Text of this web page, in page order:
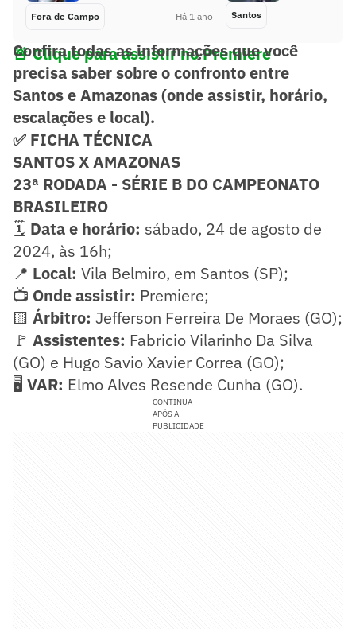
Fora de Campo Há 1 ano Santos
🚨 Clique para assistir no Premiere
Confira todas as informações que você
precisa saber sobre o confronto entre
Santos e Amazonas (onde assistir, horário,
escalações e local).
✅ FICHA TÉCNICA
SANTOS X AMAZONAS
23ª RODADA - SÉRIE B DO CAMPEONATO
BRASILEIRO
🗓️ Data e horário: sábado, 24 de agosto de
2024, às 16h;
📍 Local: Vila Belmiro, em Santos (SP);
📺 Onde assistir: Premiere;
🟨 Árbitro: Jefferson Ferreira De Moraes (GO);
🚩 Assistentes: Fabricio Vilarinho Da Silva
(GO) e Hugo Savio Xavier Correa (GO);
🖥️ VAR: Elmo Alves Resende Cunha (GO).
CONTINUA
APÓS A
PUBLICIDADE